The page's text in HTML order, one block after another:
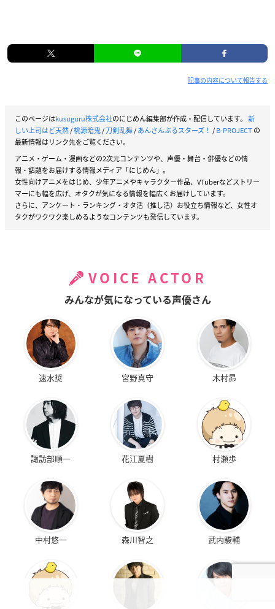
記事の内容について報告する
このページはkusuguru株式会社のにじめん編集部が作成・配信しています。 新
しい上司はど天然/桃源暗鬼/刀剣乱舞/あんさんぶるスターズ！ /B-PROJECTの
最新情報はリンク先をご覧ください。
アニメ・ゲーム・漫画などの2次元コンテンツや、声優・舞台・俳優などの情
報・話題をお届けする情報メディア「にじめん」。
女性向けアニメをはじめ、少年アニメやキャラクター作品、VTuberなどストリー
マーにも幅を広げ、オタクが気になる情報を幅広くお届けしています。
さらに、アンケート・ランキング・オタ活（推し活）お役立ち情報など、女性オ
タクがワクワク楽しめるようなコンテンツも発信しています。
VOICE ACTOR
みんなが気になっている声優さん
速水奨 宮野真守 木村昴
諏訪部順一 花江夏樹 村瀬歩
中村悠一 森川智之 武内駿輔